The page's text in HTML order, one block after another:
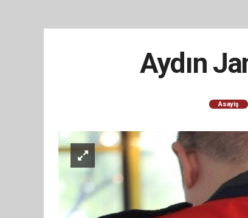
Aydın
Asayiş